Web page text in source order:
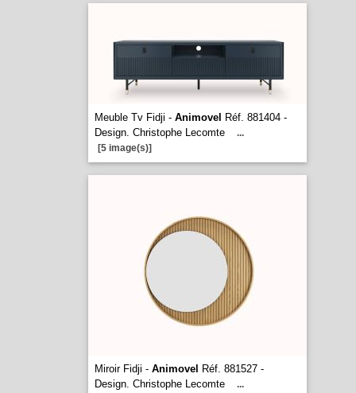
Meuble Tv Fidji - Animovel
Réf. 881404 -
Design. Christophe Lecomte
...
[5 image(s)]
Miroir Fidji - Animovel
Réf. 881527 -
Design. Christophe Lecomte
...